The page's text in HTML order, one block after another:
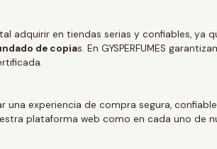
adquirir en tiendas serias y confiables, ya
de copias. En GYSPERFUMES
una experiencia de compra segura,
plataforma web como en cada uno de